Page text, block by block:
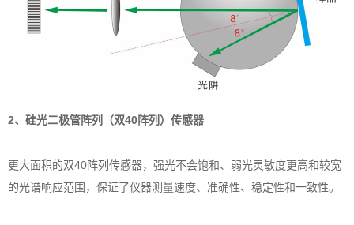
2、硅光二极管阵列（双40阵列）传感器
更大面积的双40阵列传感器，强光不会饱和、弱光灵敏度更高和较宽
的光谱响应范围，保证了仪器测量速度、准确性、稳定性和一致性。